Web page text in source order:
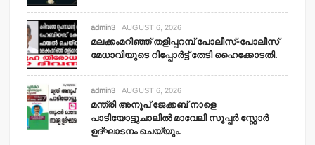
admin3 AUGUST 6, 2026
മലക്കംമറിഞ്ഞ് തളിപ്പറമ്പ് പോലീസ്-പോലീസ്
മേധാവിയുടെ റിപ്പോര്‍ട്ട് തേടി ഹൈക്കോടതി.
admin3 AUGUST 6, 2026
മന്ത്രി അനൂപ് ജേക്കബ് നാളെ
പാടിയോട്ടുചാലില്‍ മാവേലി സൂപ്പര്‍ സ്റ്റോര്‍
ഉദ്ഘാടനം ചെയ്യും.